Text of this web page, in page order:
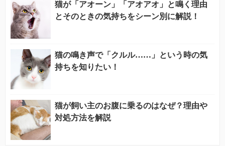
猫が「アオーン」「アオアオ」と鳴く理由
とそのときの気持ちをシーン別に解説！
猫の鳴き声で「クルル……」という時の気
持ちを知りたい！
猫が飼い主のお腹に乗るのはなぜ？理由や
対処方法を解説